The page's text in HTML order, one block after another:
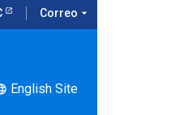
Correo arrow_drop_down
English Site